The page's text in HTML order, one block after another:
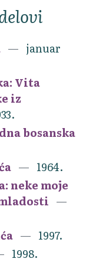
januar
Vita
iz
bosanska
1964.
neke moje
1997.
1998.